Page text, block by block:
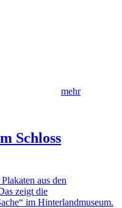
mehr
Schloss
aus den
zeigt die
im Hinterlandmuseum.